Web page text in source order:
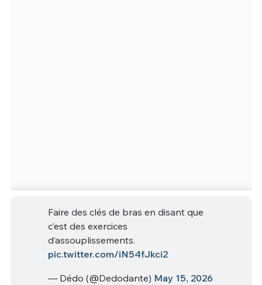
Faire des clés de bras en disant que
c’est des exercices
d’assouplissements.
pic.twitter.com/iN54fJkci2
— Dédo (@Dedodante) May 15, 2026